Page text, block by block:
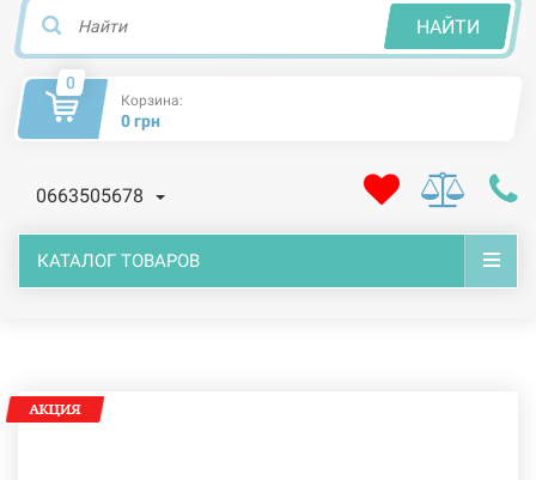
НАЙТИ
0
Корзина:
0 грн
0663505678
КАТАЛОГ ТОВАРОВ